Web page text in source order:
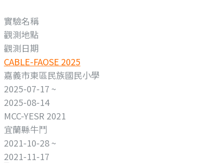
實驗名稱
觀測地點
觀測日期
CABLE-FAOSE 2025
嘉義市東區民族國民小學
2025-07-17 ~
2025-08-14
MCC-YESR 2021
宜蘭縣牛鬥
2021-10-28 ~
2021-11-17